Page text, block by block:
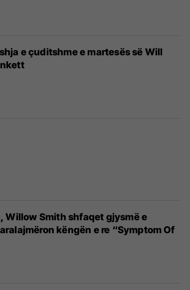
e çuditshme e martesës së Will
Willow Smith shfaqet gjysmë e
këngën e re “Symptom Of